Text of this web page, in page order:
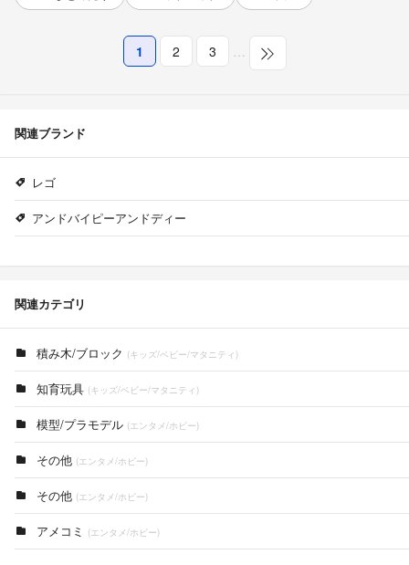
1 2 3 …
関連ブランド
レゴ
アンドバイピーアンドディー
関連カテゴリ
積み木/ブロック (キッズ/ベビー/マタニティ)
知育玩具 (キッズ/ベビー/マタニティ)
模型/プラモデル (エンタメ/ホビー)
その他 (エンタメ/ホビー)
その他 (エンタメ/ホビー)
アメコミ (エンタメ/ホビー)